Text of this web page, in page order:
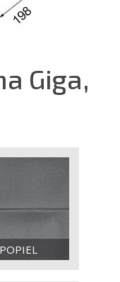
Giga,
POPIEL